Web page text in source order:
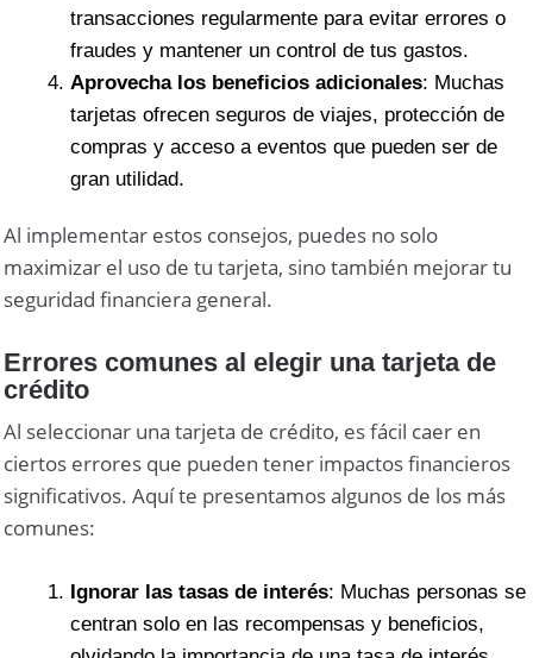
transacciones regularmente para evitar errores o
fraudes y mantener un control de tus gastos.
Aprovecha los beneficios adicionales: Muchas
tarjetas ofrecen seguros de viajes, protección de
compras y acceso a eventos que pueden ser de
gran utilidad.
Al implementar estos consejos, puedes no solo
maximizar el uso de tu tarjeta, sino también mejorar tu
seguridad financiera general.
Errores comunes al elegir una tarjeta de
crédito
Al seleccionar una tarjeta de crédito, es fácil caer en
ciertos errores que pueden tener impactos financieros
significativos. Aquí te presentamos algunos de los más
comunes:
Ignorar las tasas de interés: Muchas personas se
centran solo en las recompensas y beneficios,